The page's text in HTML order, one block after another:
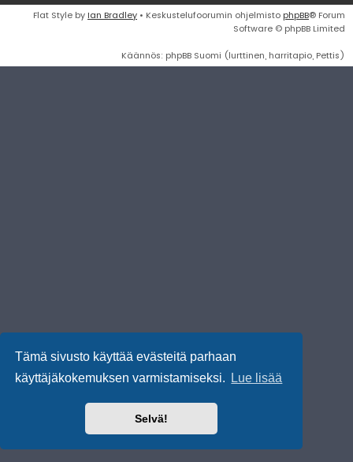
Tämä sivusto käyttää evästeitä parhaan
käyttäjäkokemuksen varmistamiseksi.
Lue lisää
Selvä!
Flat Style by Ian Bradley • Keskustelufoorumin ohjelmisto phpBB® Forum
Software © phpBB Limited
Käännös: phpBB Suomi (lurttinen, harritapio, Pettis)